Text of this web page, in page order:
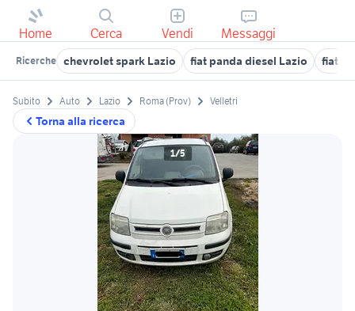
Home Cerca Vendi Messaggi
Ricerche chevrolet spark Lazio fiat panda diesel Lazio fiat
Torna alla ricerca
Subito Auto Lazio Roma (Prov) Velletri
1/5